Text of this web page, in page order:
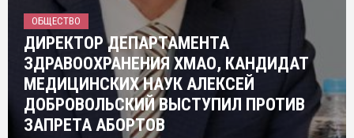
ОБЩЕСТВО
ДИРЕКТОР ДЕПАРТАМЕНТА
ЗДРАВООХРАНЕНИЯ ХМАО, КАНДИДАТ
МЕДИЦИНСКИХ НАУК АЛЕКСЕЙ
ДОБРОВОЛЬСКИЙ ВЫСТУПИЛ ПРОТИВ
ЗАПРЕТА АБОРТОВ